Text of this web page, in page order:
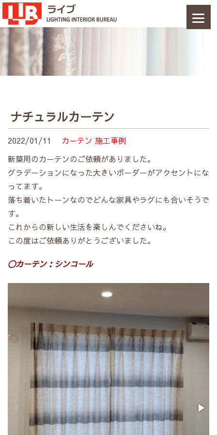
ナチュラルカーテン
2022/01/11 カーテン 施工事例
新築用のカーテンのご依頼がありました。
グラデーションになった大きいボーダーがアクセントにな
ってます。
落ち着いたトーンなのでどんな家具やラグにも合いそうで
す。
これからの新しい生活を楽しんでくださいね。
この度はご依頼ありがとうございました。
〇カーテン：シンコール